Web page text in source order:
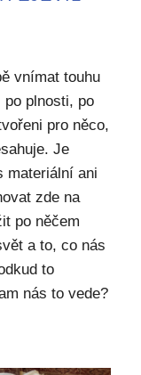
vnímat touhu
po plnosti, po
pro něco,
Je
materiální ani
zde na
po něčem
a to, co nás
to
nás to vede?